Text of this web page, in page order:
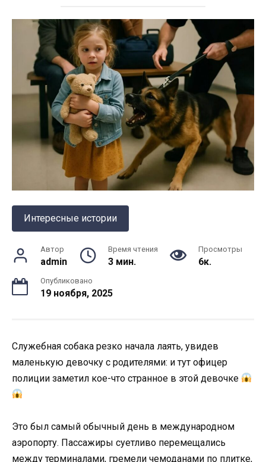
Интересные истории
Автор
admin
Время чтения
3 мин.
Просмотры
6к.
Опубликовано
19 ноября, 2025
Служебная собака резко начала лаять, увидев
маленькую девочку с родителями: и тут офицер
полиции заметил кое-что странное в этой девочке
Это был самый обычный день в международном
аэропорту. Пассажиры суетливо перемещались
между терминалами, гремели чемоданами по плитке,